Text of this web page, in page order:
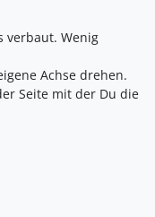
verbaut. Wenig
Achse drehen.
Seite mit der Du die